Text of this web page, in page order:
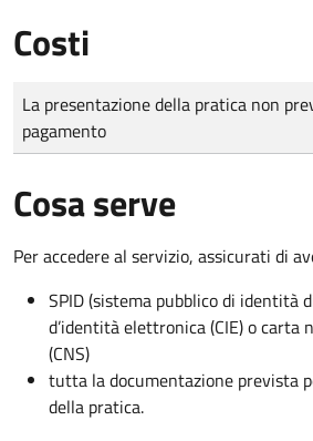
Costi
Tipo di pagamento
Importo
La presentazione della pratica non
pagamento
Cosa serve
Per accedere al servizio, assicurati di
SPID (sistema pubblico di identità
d’identità elettronica (CIE) o carta
(CNS)
tutta la documentazione prevista
della pratica.